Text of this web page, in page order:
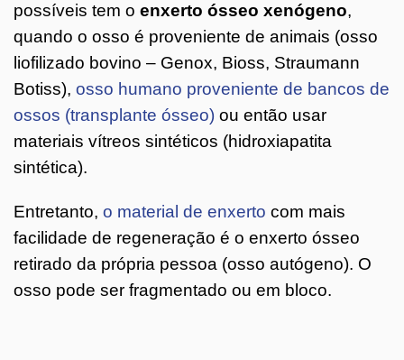
possíveis tem o enxerto ósseo xenógeno,
quando o osso é proveniente de animais (osso
liofilizado bovino – Genox, Bioss, Straumann
Botiss), osso humano proveniente de bancos de
ossos (transplante ósseo) ou então usar
materiais vítreos sintéticos (hidroxiapatita
sintética).
Entretanto, o material de enxerto com mais
facilidade de regeneração é o enxerto ósseo
retirado da própria pessoa (osso autógeno). O
osso pode ser fragmentado ou em bloco.